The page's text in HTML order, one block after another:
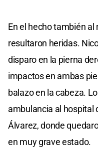
En el hecho también
resultaron heridas.
disparo en la pierna
impactos en ambas
balazo en la cabeza.
ambulancia al hospital
Álvarez, donde
en muy grave estado.